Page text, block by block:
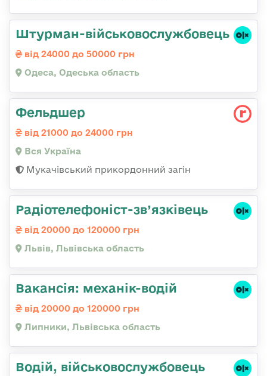
Штурман-військовослужбовець
від 24000 до 50000 грн
Одеса, Одеська область
Фельдшер
від 21000 до 24000 грн
Вся Україна
Мукачівський прикордонний загін
Радіотелефоніст-зв’язківець
від 20000 до 120000 грн
Львів, Львівська область
Вакансія: механік-водій
від 20000 до 120000 грн
Липники, Львівська область
Водій, військовослужбовець